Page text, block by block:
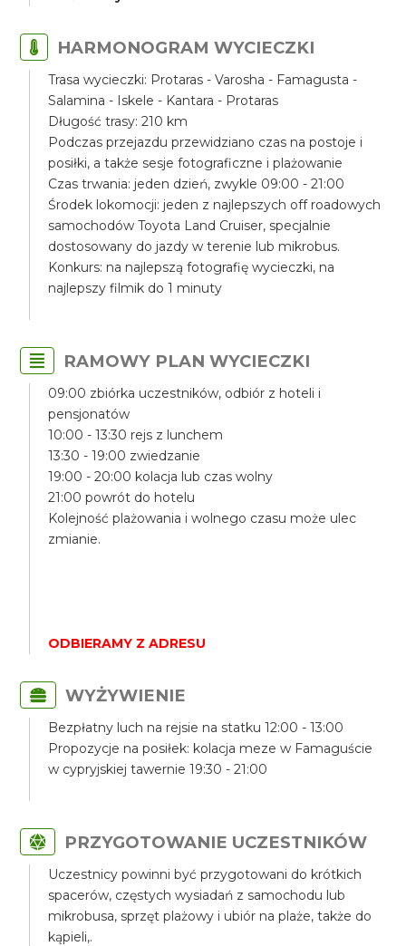
HARMONOGRAM WYCIECZKI
Trasa wycieczki: Protaras - Varosha - Famagusta -
Salamina - Iskele - Kantara - Protaras
Długość trasy: 210 km
Podczas przejazdu przewidziano czas na postoje i
posiłki, a także sesje fotograficzne i plażowanie
Czas trwania: jeden dzień, zwykle 09:00 - 21:00
Środek lokomocji: jeden z najlepszych off roadowych
samochodów Toyota Land Cruiser, specjalnie
dostosowany do jazdy w terenie lub mikrobus.
Konkurs: na najlepszą fotografię wycieczki, na
najlepszy filmik do 1 minuty
RAMOWY PLAN WYCIECZKI
09:00 zbiórka uczestników, odbiór z hoteli i
pensjonatów
10:00 - 13:30 rejs z lunchem
13:30 - 19:00 zwiedzanie
19:00 - 20:00 kolacja lub czas wolny
21:00 powrót do hotelu
Kolejność plażowania i wolnego czasu może ulec
zmianie.
ODBIERAMY Z ADRESU
WYŻYWIENIE
Bezpłatny luch na rejsie na statku 12:00 - 13:00
Propozycje na posiłek: kolacja meze w Famaguście
w cypryjskiej tawernie 19:30 - 21:00
PRZYGOTOWANIE UCZESTNIKÓW
Uczestnicy powinni być przygotowani do krótkich
spacerów, częstych wysiadań z samochodu lub
mikrobusa, sprzęt plażowy i ubiór na plaże, także do
kąpieli,.